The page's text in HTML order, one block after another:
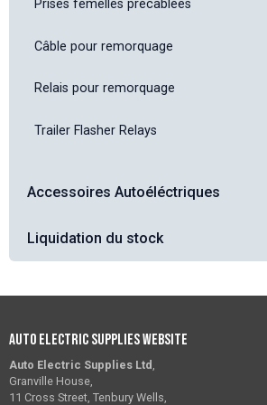
Prises femelles précâblées
Câble pour remorquage
Relais pour remorquage
Trailer Flasher Relays
Accessoires Autoéléctriques
Liquidation du stock
Auto Electric Supplies Website
Auto Electric Supplies Ltd ,
Granville House,
11 Cross Street, Tenbury Wells,